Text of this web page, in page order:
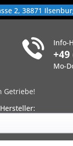
2, 38871
Info-
+49
Mo-
Getriebe!